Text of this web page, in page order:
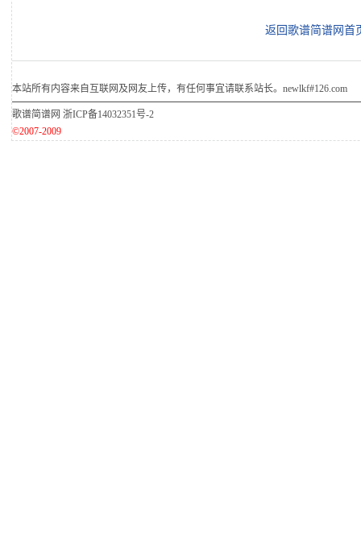
返回歌谱简谱网首
本站所有内容来自互联网及网友上传，有任何事宜请联系站长。newlkf#126.com
歌谱简谱网 浙ICP备14032351号-2
©2007-2009